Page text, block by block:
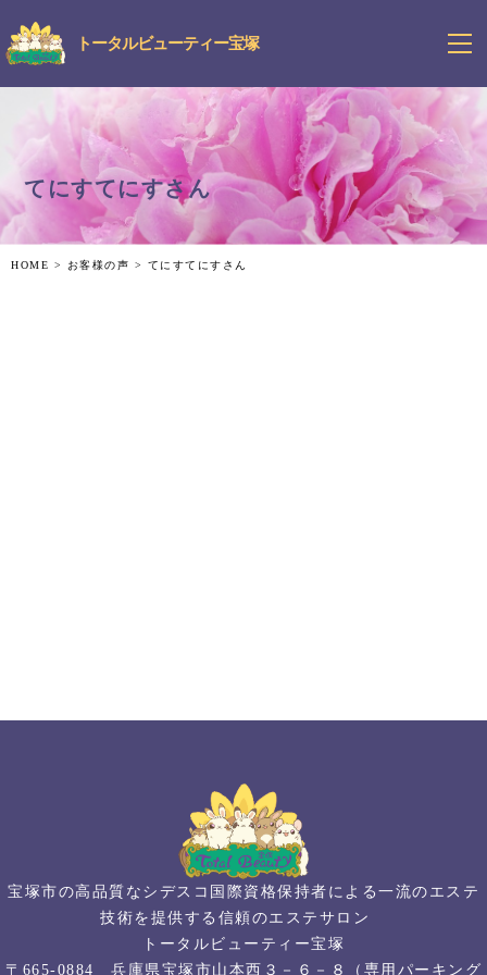
トータルビューティー宝塚
てにすてにすさん
HOME > お客様の声 > てにすてにすさん
宝塚市の高品質なシデスコ国際資格保持者による一流のエステ
技術を提供する信頼のエステサロン
トータルビューティー宝塚
〒665-0884 兵庫県宝塚市山本西３－６－８（専用パーキング